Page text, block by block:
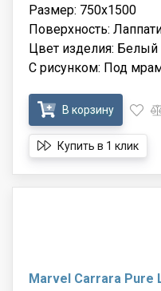
Размер: 750x1500
Поверхность:
Цвет изделия: Белый
С рисунком: Под
В корзину
Купить в 1 клик
Marvel Carrara Pure